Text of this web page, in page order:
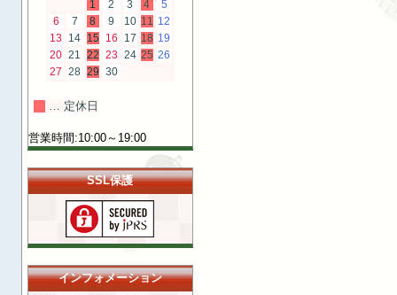
1
2 3 4
5
6
7 8 9 10 11 12
13
14 15 16 17 18 19
20 21 22 23 24 25 26
27 28 29 30
… 定休日
営業時間:10:00～19:00
SSL保護
インフォメーション